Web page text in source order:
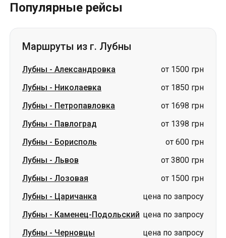
Популярные рейсы
Маршруты из г. Лубны
Лубны - Александровка
от 1500 грн
Лубны - Николаевка
от 1850 грн
Лубны - Петропавловка
от 1698 грн
Лубны - Павлоград
от 1398 грн
Лубны - Борисполь
от 600 грн
Лубны - Львов
от 3800 грн
Лубны - Лозовая
от 1500 грн
Лубны - Царичанка
цена по запросу
Лубны - Каменец-Подольский цена по запросу
Лубны - Черновцы цена по запросу